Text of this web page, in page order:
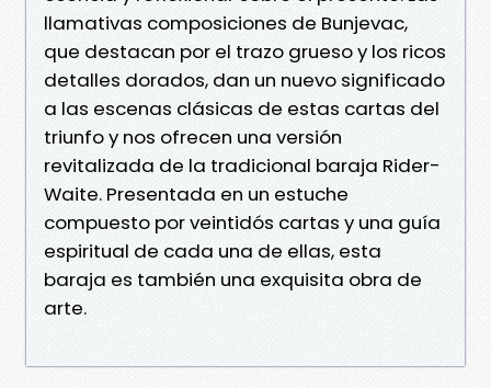
llamativas composiciones de Bunjevac,
que destacan por el trazo grueso y los ricos
detalles dorados, dan un nuevo significado
a las escenas clásicas de estas cartas del
triunfo y nos ofrecen una versión
revitalizada de la tradicional baraja Rider-
Waite. Presentada en un estuche
compuesto por veintidós cartas y una guía
espiritual de cada una de ellas, esta
baraja es también una exquisita obra de
arte.